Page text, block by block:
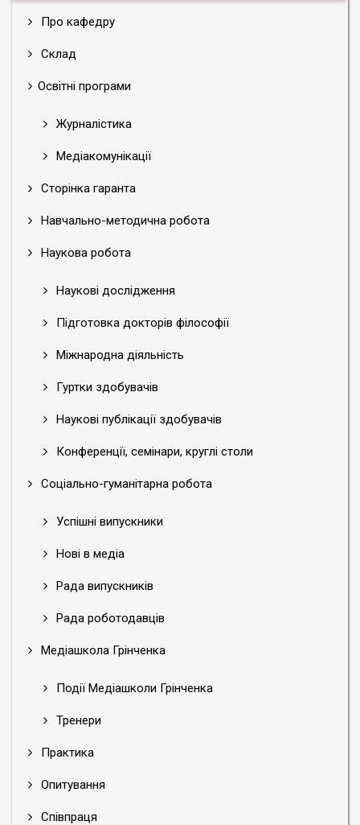
Про кафедру
Склад
Освітні програми
Журналістика
Медіакомунікації
Сторінка гаранта
Навчально-методична робота
Наукова робота
Наукові дослідження
Підготовка докторів філософії
Міжнародна діяльність
Гуртки здобувачів
Наукові публікації здобувачів
Конференції, семінари, круглі столи
Соціально-гуманітарна робота
Успішні випускники
Нові в медіа
Рада випускників
Рада роботодавців
Медіашкола Грінченка
Події Медіашколи Грінченка
Тренери
Практика
Опитування
Співпраця